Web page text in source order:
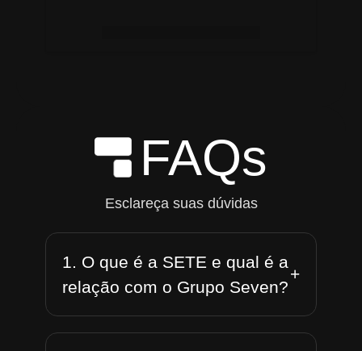
FAQs
Esclareça suas dúvidas
1. O que é a SETE e qual é a
relação com o Grupo Seven?
+